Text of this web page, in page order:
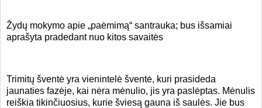
Žydų mokymo apie „paėmimą“ santrauka; bus išsamiai
aprašyta pradedant nuo kitos savaitės
Trimitų šventė yra vienintelė šventė, kuri prasideda
jaunaties fazėje, kai nėra mėnulio, jis yra paslėptas. Mėnulis
reiškia tikinčiuosius, kurie šviesą gauna iš saulės. Jie bus